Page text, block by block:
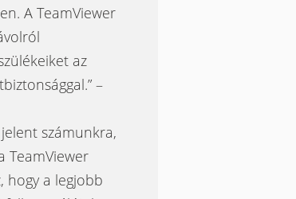
A TeamViewer
az
–
számunkra,
TeamViewer
hogy a legjobb